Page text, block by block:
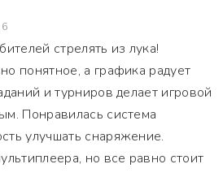
стрелять из лука!
понятное, а графика радует
и турниров делает игровой
Понравилась система
улучшать снаряжение.
но все равно стоит